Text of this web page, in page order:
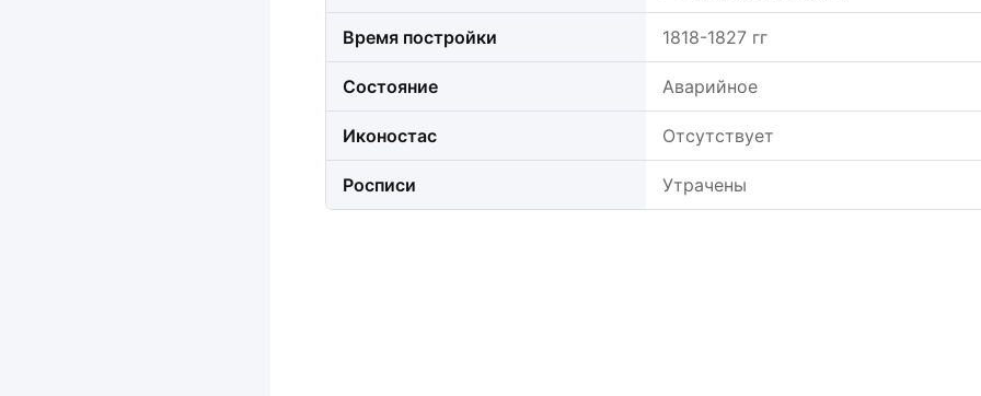
Время постройки 1818-1827 гг
Состояние Аварийное
Иконостас Отсутствует
Росписи Утрачены